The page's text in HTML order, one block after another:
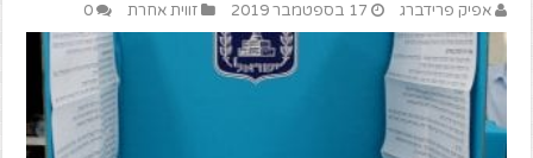
אפיק פרידברג 17 בספטמבר 2019 זווית אחרת 0